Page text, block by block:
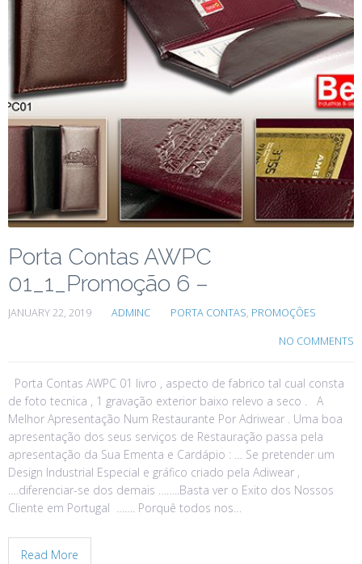
Porta Contas AWPC
01_1_Promoção 6 –
JANUARY 22, 2019 ADMINC PORTA CONTAS, PROMOÇÕES
NO COMMENTS
Porta Contas AWPC 01 livro , aspecto de fabrico tal cual consta
de foto tecnica , 1 gravação exterior baixo relevo a seco . A
Melhor Apresentação Num Restaurante Por Adriwear . Uma boa
apresentação dos seus serviços de Restauração passa pela
apresentação da Sua Ementa e Cardápio : … Se pretender um
Design Industrial Especial e gráfico criado pela Adiwear ,
….diferenciar-se dos demais ……..Basta ver o Exito dos Nossos
Cliente em Portugal ……. Porquê todos nos…
Read More